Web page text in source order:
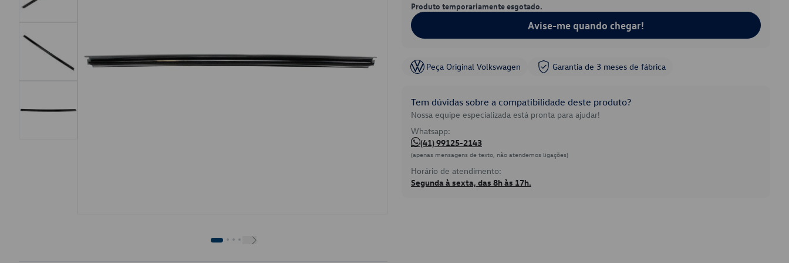
Produto temporariamente esgotado.
Avise-me quando chegar!
Peça Original Volkswagen Garantia de 3 meses de fábrica
Tem dúvidas sobre a compatibilidade deste produto?
Nossa equipe especializada está pronta para ajudar!
Whatsapp:
(41) 99125-2143
(apenas mensagens de texto, não atendemos ligações)
Horário de atendimento:
Segunda à sexta, das 8h às 17h.